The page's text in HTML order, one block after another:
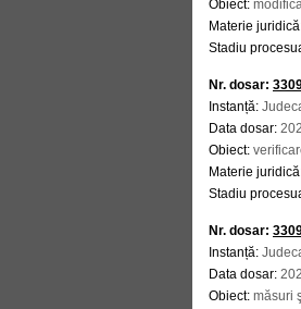
Obiect:
Materie
Stadiu
Nr. dosar:
Instanță:
Data dosar:
Obiect:
Materie
Stadiu
Nr. dosar:
Instanță:
Data dosar:
Obiect: măsuri